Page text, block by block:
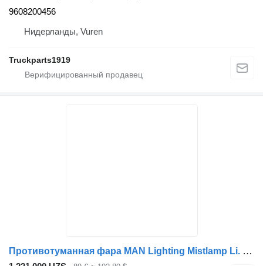
9608200456
Нидерланды, Vuren
Truckparts1919
Противотуманная фара MAN Lighting Mistlamp Li. F20 85251016001 для грузовика